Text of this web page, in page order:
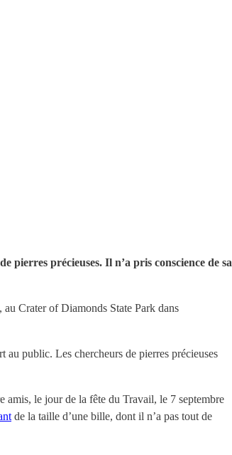
pierres précieuses. Il n’a pris conscience de sa
au Crater of Diamonds State Park dans
au public. Les chercheurs de pierres précieuses
amis, le jour de la fête du Travail, le 7 septembre
de la taille d’une bille, dont il n’a pas tout de